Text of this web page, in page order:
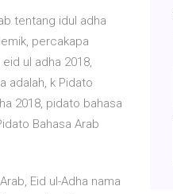
tentang idul adha
percakapa
ul adha 2018,
adalah, k Pidato
2018, pidato bahasa
Bahasa Arab